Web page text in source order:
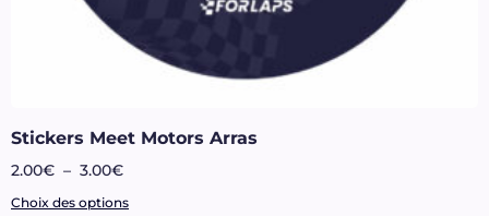
Stickers Meet Motors Arras
2.00€ – 3.00€
Choix des options